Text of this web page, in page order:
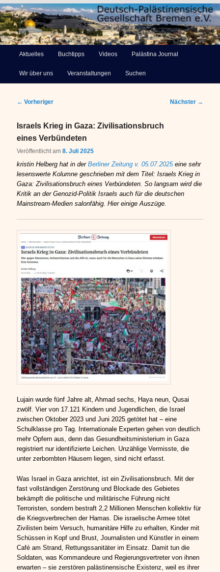
Deutsch-Palästinensische
Zum
primären
Aktuelles Buchtipps Videos Palästina Journal
Wir über uns Veranstaltungen Suchen
Beitragsnavigation
← Vorheriger Nächster →
Israels Krieg in Gaza: Zivilisationsbruch
eines Verbündeten
Veröffentlicht am8. Juli 2025
kristin Helberg hat in derBerliner Zeitung v. 05.07.2025eine sehr
lesenswerte Kolumne geschrieben mit dem Titel: Israels Krieg in
Gaza: Zivilisationsbruch eines Verbündeten. So langsam wird die
Kritik an der Genozid-Politik Israels auch für die deutschen
Mainstream-Medien salonfähig. Hier einige Auszüge.
Lujain wurde fünf Jahre alt, Ahmad sechs, Haya neun, Qusai
zwölf. Vier von 17.121 Kindern und Jugendlichen, die Israel
zwischen Oktober 2023 und Juni 2025 getötet hat – eine
Schulklasse pro Tag. Internationale Experten gehen von deutlich
mehr Opfern aus, denn das Gesundheitsministerium in Gaza
registriert nur identifizierte Leichen. Unzählige Vermisste, die
unter zerbombten Häusern liegen, sind nicht erfasst.
Was Israel in Gaza anrichtet, ist ein Zivilisationsbruch. Mit der
fast vollständigen Zerstörung und Blockade des Gebietes
bekämpft die politische und militärische Führung nicht
Terroristen, sondern bestraft 2,2 Millionen Menschen kollektiv für
die Kriegsverbrechen der Hamas. Die israelische Armee tötet
Zivilisten beim Versuch, humanitäre Hilfe zu erhalten, Kinder mit
Schüssen in Kopf und Brust, Journalisten und Künstler in einem
Café am Strand, Rettungssanitäter im Einsatz. Damit tun die
Soldaten, was Kommandeure und Regierungsvertreter von ihnen
erwarten – sie zerstören palästinensische Existenz, weil es ihrer